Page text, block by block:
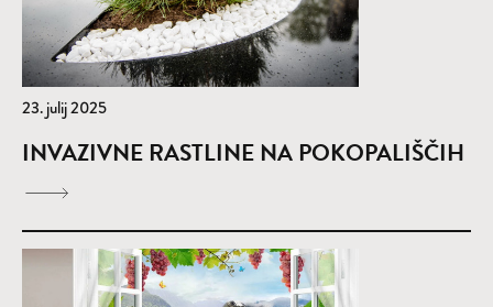
23. julij 2025
INVAZIVNE RASTLINE NA POKOPALIŠČIH